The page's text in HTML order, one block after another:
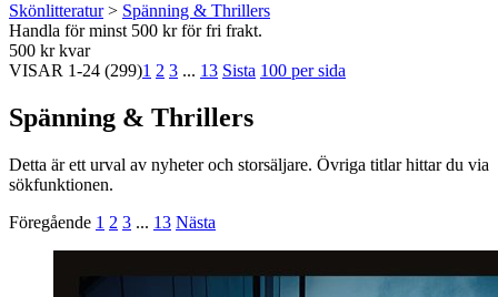
Skönlitteratur> Spänning & Thrillers
Handla för minst 500 kr för fri frakt.
500 kr kvar
VISAR 1-24 (299)1 2 3 ... 13 Sista 100 per sida
Spänning & Thrillers
Detta är ett urval av nyheter och storsäljare. Övriga titlar hittar du via
sökfunktionen.
Föregående 1 2 3 ... 13 Nästa